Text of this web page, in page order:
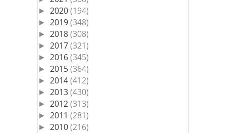
► 2020(194)
► 2019(348)
► 2018(308)
► 2017(321)
► 2016(345)
► 2015(364)
► 2014(412)
► 2013(430)
► 2012(313)
► 2011 (281)
► 2010(216)